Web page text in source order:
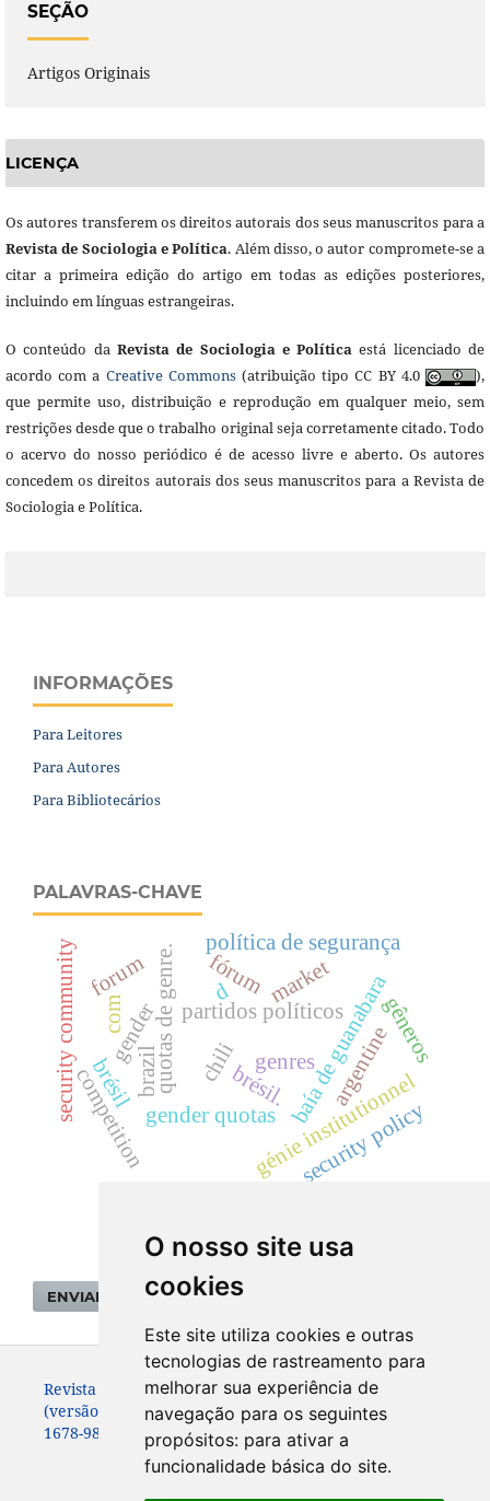
O nosso site usa
cookies
Este site utiliza cookies e outras
tecnologias de rastreamento para
melhorar sua experiência de
navegação para os seguintes
propósitos: para ativar a
funcionalidade básica do site.
SEÇÃO
Artigos Originais
LICENÇA
Os autores transferem os direitos autorais dos seus manuscritos para a
Revista de Sociologia e Política. Além disso, o autor compromete-se a
citar a primeira edição do artigo em todas as edições posteriores,
incluindo em línguas estrangeiras.
O conteúdo da Revista de Sociologia e Política está licenciado de
acordo com a Creative Commons(atribuição tipo CC BY 4.0
),
que permite uso, distribuição e reprodução em qualquer meio, sem
restrições desde que o trabalho original seja corretamente citado. Todo
o acervo do nosso periódico é de acesso livre e aberto. Os autores
concedem os direitos autorais dos seus manuscritos para a Revista de
Sociologia e Política.
INFORMAÇÕES
Para Leitores
Para Autores
Para Bibliotecários
PALAVRAS-CHAVE
partidos políticos
chili baía de guanabara
quotas de genre.
génie institutionnel
genres
gender quotas
gender gêneros
com
brésil
d
competition
market
forum
argentine
política de segurança
brazil
security policy
security community fórum
brésil.
ENVIAR SUBMISSÃO
Revista de Sociologia e Política. ISSN: 0104-4478
(versão impressa)
1678-9873 (versão online)